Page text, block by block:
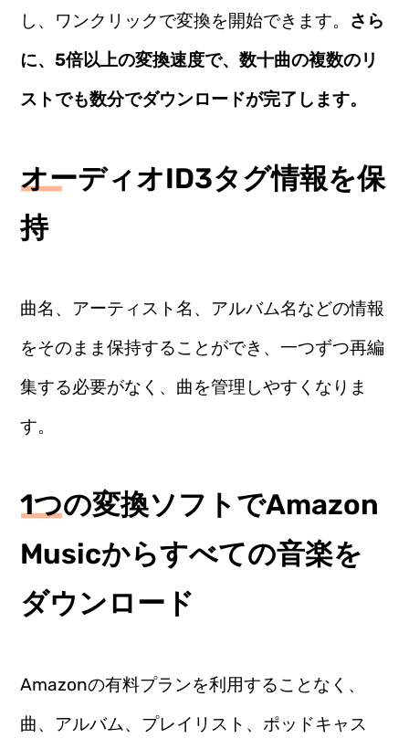
し、ワンクリックで変換を開始できます。 さら
に、5倍以上の変換速度で、数十曲の複数のリ
ストでも数分でダウンロードが完了します。
オーディオID3タグ情報を保
持
曲名、アーティスト名、アルバム名などの情報
をそのまま保持することができ、一つずつ再編
集する必要がなく、曲を管理しやすくなりま
す。
1つの変換ソフトでAmazon
Musicからすべての音楽を
ダウンロード
Amazonの有料プランを利用することなく、
曲、アルバム、プレイリスト、ポッドキャス